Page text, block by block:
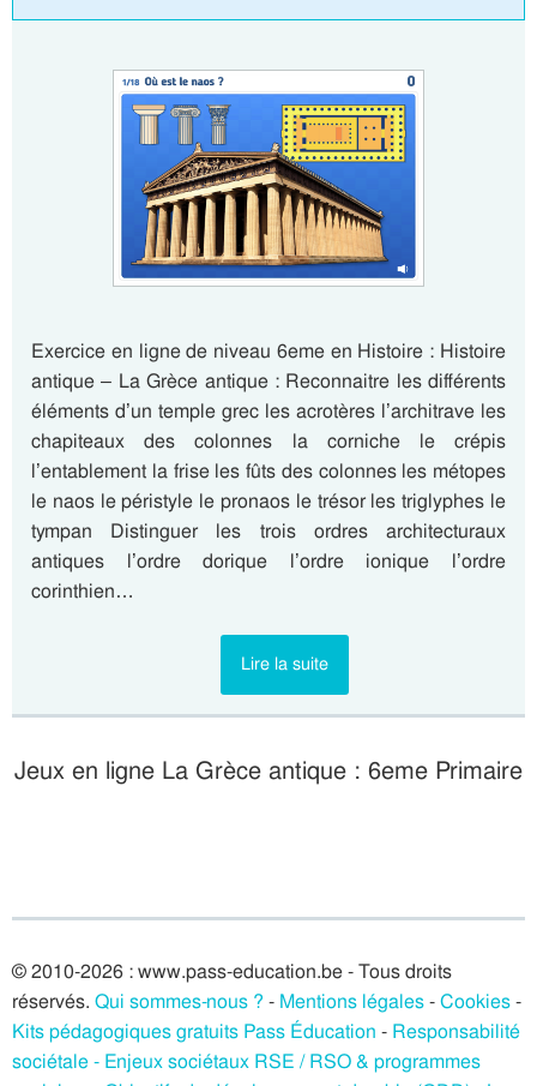
Exercice en ligne de niveau 6eme en Histoire : Histoire
antique – La Grèce antique : Reconnaitre les différents
éléments d’un temple grec les acrotères l’architrave les
chapiteaux des colonnes la corniche le crépis
l’entablement la frise les fûts des colonnes les métopes
le naos le péristyle le pronaos le trésor les triglyphes le
tympan Distinguer les trois ordres architecturaux
antiques l’ordre dorique l’ordre ionique l’ordre
corinthien…
Lire la suite
Jeux en ligne La Grèce antique : 6eme Primaire
© 2010-2026 : www.pass-education.be - Tous droits
réservés. Qui sommes-nous ? - Mentions légales-Cookies-
Kits pédagogiques gratuits Pass Éducation - Responsabilité
sociétale - Enjeux sociétaux RSE / RSO & programmes